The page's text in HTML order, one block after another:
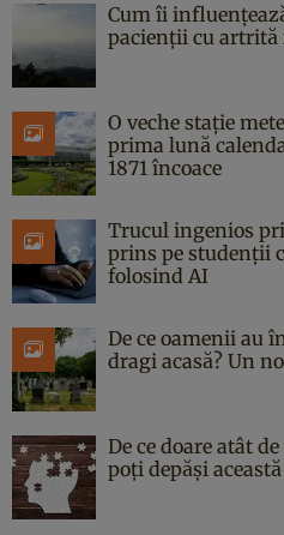
Cum îi
pacienții cu artrită
O veche stație
prima lună
1871 încoace
Trucul ingenios
prins pe studenții
folosind AI
De ce oamenii au
dragi acasă? Un
De ce doare atât
poți depăși